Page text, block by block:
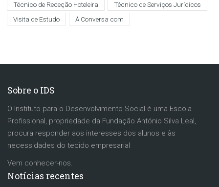
Técnico de Receção Hoteleira
Técnico de Serviços Jurídicos
Visita de Estudo
À Conversa com
Sobre o IDS
O Instituto para o Desenvolvimento Social é uma Escola
Profissional, propriedade da Fundação António Silva Leal,
procura responder aos interesses dos alunos e às
necessidades do tecido empresarial
Vem conhecer-nos.
Notícias recentes